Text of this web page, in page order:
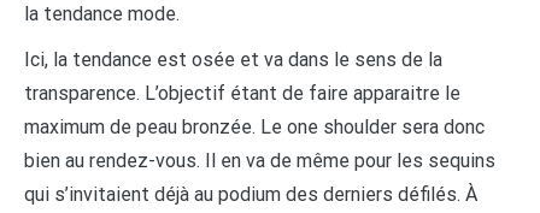
la tendance mode.
Ici, la tendance est osée et va dans le sens de la
transparence. L’objectif étant de faire apparaitre le
maximum de peau bronzée. Le one shoulder sera donc
bien au rendez-vous. Il en va de même pour les sequins
qui s’invitaient déjà au podium des derniers défilés. À